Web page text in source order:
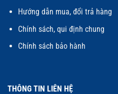
Hướng dẫn mua, đổi trả hàng
Chính sách, qui định chung
Chính sách bảo hành
THÔNG TIN LIÊN HỆ